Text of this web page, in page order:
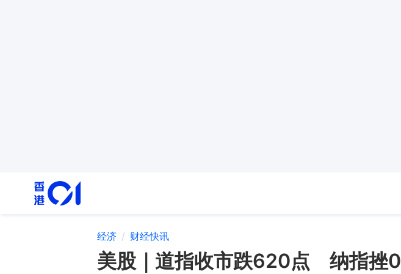
经济 财经快讯
美股｜道指收市跌620点 纳指